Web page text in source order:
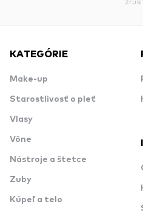
KATEGÓRIE
Make-up
Starostlivosť o pleť
Vlasy
Vône
Nástroje a štetce
Zuby
Kúpeľ a telo